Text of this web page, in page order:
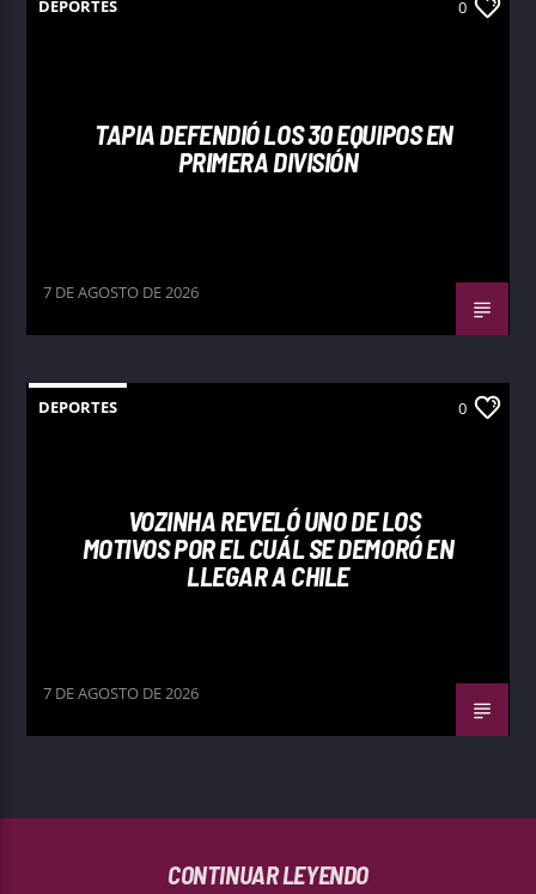
DEPORTES 0
TAPIA DEFENDIÓ LOS 30 EQUIPOS EN
PRIMERA DIVISIÓN
7 DE AGOSTO DE 2026
DEPORTES 0
VOZINHA REVELÓ UNO DE LOS
MOTIVOS POR EL CUÁL SE DEMORÓ EN
LLEGAR A CHILE
7 DE AGOSTO DE 2026
CONTINUAR LEYENDO